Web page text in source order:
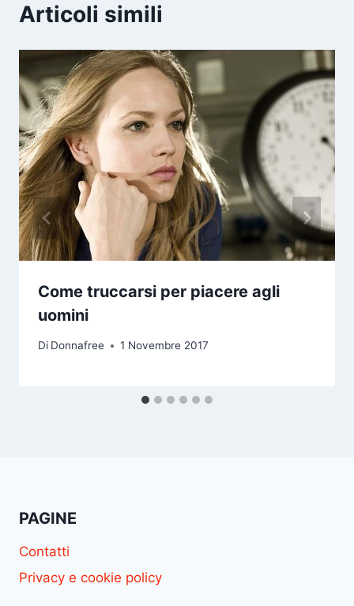
Articoli simili
Come truccarsi per piacere agli
uomini
Di Donnafree 1 Novembre 2017
PAGINE
Contatti
Privacy e cookie policy